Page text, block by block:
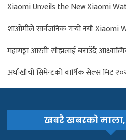
Xiaomi Unveils the New Xiaomi
शाओमीले सार्वजनिक गर्‍यो नयाँ Xiaomi
महागङ्गा आरतीः साँझलाई बनाउँदै
अर्घाखाँची सिमेन्टको वार्षिक सेल्स मिट
खबरै खबरको माला,